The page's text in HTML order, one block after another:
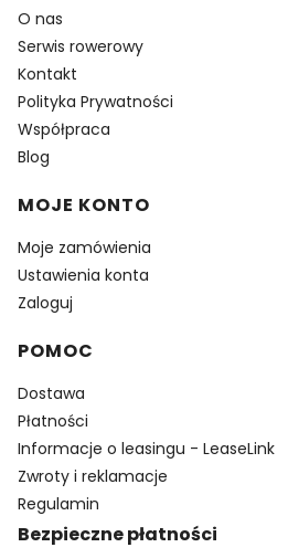
O nas
Serwis rowerowy
Kontakt
Polityka Prywatności
Współpraca
Blog
MOJE KONTO
Moje zamówienia
Ustawienia konta
Zaloguj
POMOC
Dostawa
Płatności
Informacje o leasingu - LeaseLink
Zwroty i reklamacje
Regulamin
Bezpieczne płatności